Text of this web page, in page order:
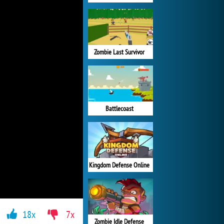
Zombie Last Survivor
Battlecoast
Kingdom Defense Online
Zombie Idle Defense
18x 7x